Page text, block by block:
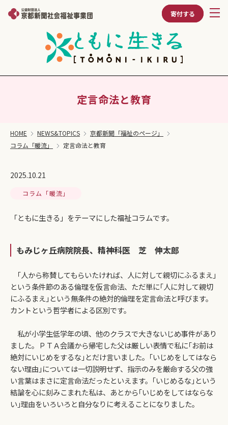
寄付する
定言命法と教育
HOME NEWS&TOPICS
京都新聞「福祉のページ」
コラム「暖流」
定言命法と教育
2025.10.21
コラム「暖流」
「ともに生きる」をテーマにした福祉コラムです。
もみじヶ丘病院院長、精神科医 芝 伸太郎
｢人から称賛してもらいたければ、人に対して親切にふるまえ｣
という条件節のある倫理を仮言命法、ただ単に｢人に対して親切
にふるまえ｣という無条件の絶対的倫理を定言命法と呼びます。
カントという哲学者による区別です。
私が小学生低学年の頃、他のクラスで大きないじめ事件があり
ました。ＰＴＡ会議から帰宅した父は厳しい表情で私に｢お前は
絶対にいじめをするな｣とだけ言いました。｢いじめをしてはなら
ない理由｣については一切説明せず、指示のみを厳命する父の強
い言葉はまさに定言命法だったといえます。｢いじめるな｣という
結論を心に刻みこまれた私は、あとから｢いじめをしてはならな
い｣理由をいろいろと自分なりに考えることになりました。